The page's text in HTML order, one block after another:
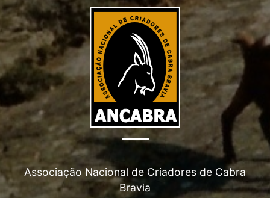
Associação Nacional de Criadores de Cabra
Bravia